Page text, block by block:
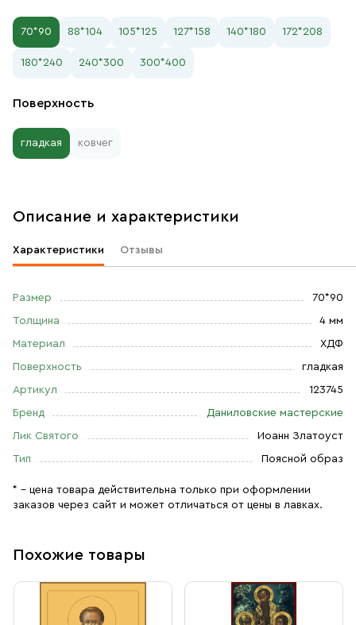
70*90 88*104 105*125 127*158 140*180 172*208
180*240 240*300 300*400
Поверхность
гладкая ковчег
Описание и характеристики
Характеристики Отзывы
Размер 70*90
Толщина 4 мм
Материал ХДФ
Поверхность гладкая
Артикул 123745
Бренд Даниловские мастерские
Лик Святого Иоанн Златоуст
Тип Поясной образ
* – цена товара действительна только при оформлении
заказов через сайт и может отличаться от цены в лавках.
Похожие товары